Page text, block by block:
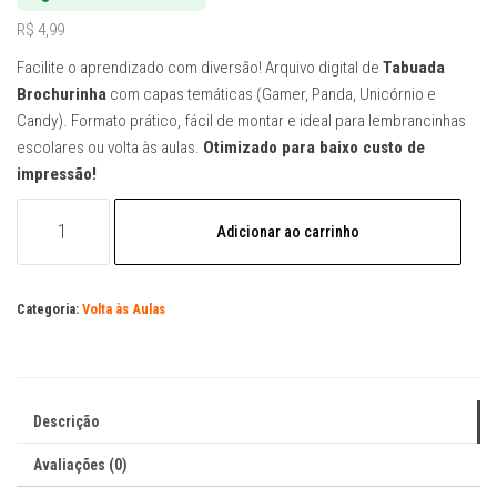
R$ 4,99
Facilite o aprendizado com diversão! Arquivo digital de Tabuada
Brochurinha com capas temáticas (Gamer, Panda, Unicórnio e
Candy). Formato prático, fácil de montar e ideal para lembrancinhas
escolares ou volta às aulas. Otimizado para baixo custo de
impressão!
Tabuada
Brochurinha
Imediato
Adicionar ao carrinho
Categoria: Volta às Aulas
Descrição
Avaliações (0)